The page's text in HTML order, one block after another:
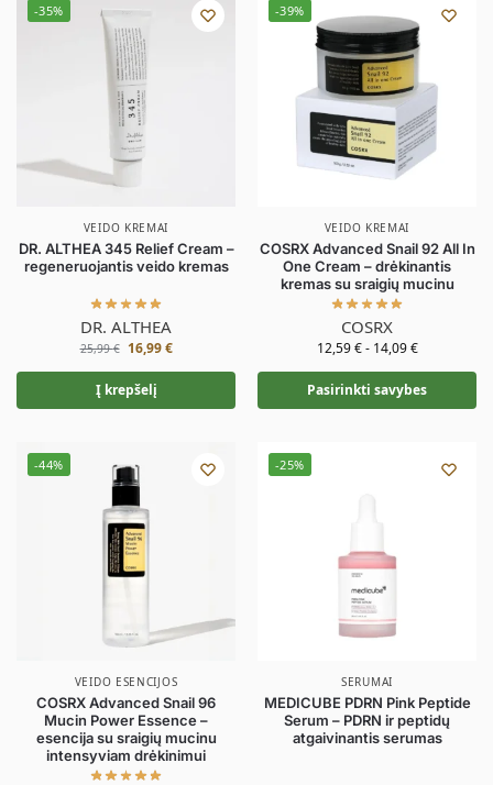
-35%
VEIDO KREMAI
DR. ALTHEA 345 Relief Cream –
regeneruojantis veido kremas
DR. ALTHEA
25,99€ 16,99€
Į krepšelį
-39%
VEIDO KREMAI
COSRX Advanced Snail 92 All In
One Cream – drėkinantis
kremas su sraigių mucinu
COSRX
12,59€ - 14,09€
Pasirinkti savybes
-44%
VEIDO ESENCIJOS
COSRX Advanced Snail 96
Mucin Power Essence –
esencija su sraigių mucinu
intensyviam drėkinimui
-25%
SERUMAI
MEDICUBE PDRN Pink Peptide
Serum – PDRN ir peptidų
atgaivinantis serumas